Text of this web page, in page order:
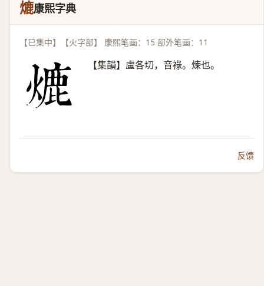
熝康熙字典
【巳集中】【火字部】 康熙笔画：15 部外笔画：11
【集韻】盧各切，音祿。煉也。
反馈